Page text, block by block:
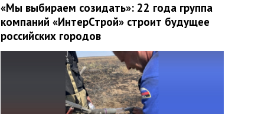
«Мы выбираем созидать»: 22 года группа
компаний «ИнтерСтрой» строит будущее
российских городов